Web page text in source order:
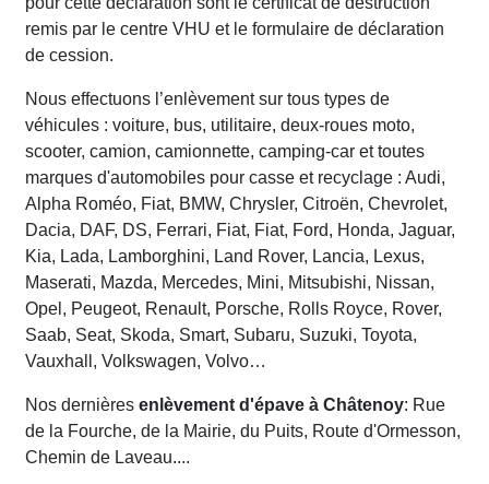
remis par le centre VHU et le formulaire de déclaration
de cession.
Nous effectuons l’enlèvement sur tous types de
véhicules : voiture, bus, utilitaire, deux-roues moto,
scooter, camion, camionnette, camping-car et toutes
marques d'automobiles pour casse et recyclage : Audi,
Alpha Roméo, Fiat, BMW, Chrysler, Citroën, Chevrolet,
Dacia, DAF, DS, Ferrari, Fiat, Fiat, Ford, Honda, Jaguar,
Kia, Lada, Lamborghini, Land Rover, Lancia, Lexus,
Maserati, Mazda, Mercedes, Mini, Mitsubishi, Nissan,
Opel, Peugeot, Renault, Porsche, Rolls Royce, Rover,
Saab, Seat, Skoda, Smart, Subaru, Suzuki, Toyota,
Vauxhall, Volkswagen, Volvo…
Nos dernières enlèvement d'épave à Châtenoy: Rue
de la Fourche, de la Mairie, du Puits, Route d'Ormesson,
Chemin de Laveau....